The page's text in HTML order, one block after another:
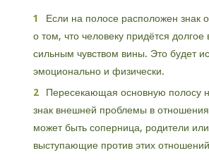
Если на полосе расположен знак
о том, что человеку придётся долгое
сильным чувством вины. Это будет
эмоционально и физически.
Пересекающая основную полосу
знак внешней проблемы в
может быть соперница, родители
выступающие против этих